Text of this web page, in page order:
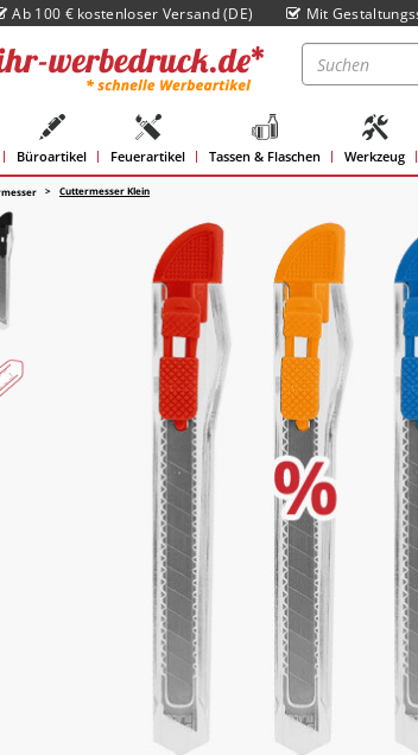
Ab 100 € kostenloser Versand (DE) Mit
Büroartikel Feuerartikel Tassen & Flaschen Werkzeug
Cuttermesser Klein